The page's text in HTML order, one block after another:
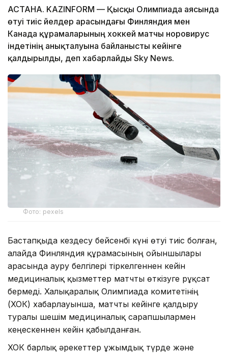
АСТАНА. KAZINFORM — Қысқы Олимпиада аясында
өтуі тиіс әйелдер арасындағы Финляндия мен
Канада құрамаларының хоккей матчы норовирус
індетінің анықталуына байланысты кейінге
қалдырылды, деп хабарлайды Sky News.
Фото: pexels
Бастапқыда кездесу бейсенбі күні өтуі тиіс болған,
алайда Финляндия құрамасының ойыншылары
арасында ауру белгілері тіркелгеннен кейін
медициналық қызметтер матчты өткізуге рұқсат
бермеді. Халықаралық Олимпиада комитетінің
(ХОК) хабарлауынша, матчты кейінге қалдыру
туралы шешім медициналық сарапшылармен
кеңескеннен кейін қабылданған.
ХОК барлық әрекеттер ұжымдық түрде және